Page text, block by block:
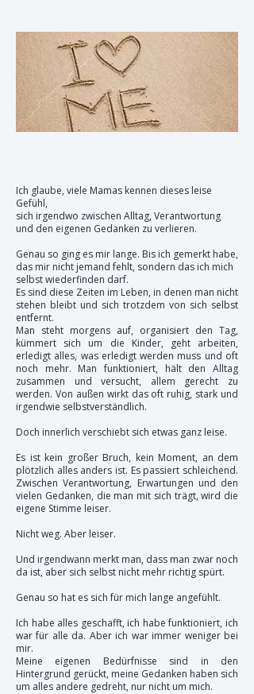
Ich glaube, viele Mamas kennen dieses leise
Gefühl,
sich irgendwo zwischen Alltag, Verantwortung
und den eigenen Gedanken zu verlieren.
Genau so ging es mir lange. Bis ich gemerkt habe,
das mir nicht jemand fehlt, sondern das ich mich
selbst wiederfinden darf.
Es sind diese Zeiten im Leben, in denen man nicht
stehen bleibt und sich trotzdem von sich selbst
entfernt.
Man steht morgens auf, organisiert den Tag,
kümmert sich um die Kinder, geht arbeiten,
erledigt alles, was erledigt werden muss und oft
noch mehr. Man funktioniert, hält den Alltag
zusammen und versucht, allem gerecht zu
werden. Von außen wirkt das oft ruhig, stark und
irgendwie selbstverständlich.
Doch innerlich verschiebt sich etwas ganz leise.
Es ist kein großer Bruch, kein Moment, an dem
plötzlich alles anders ist. Es passiert schleichend.
Zwischen Verantwortung, Erwartungen und den
vielen Gedanken, die man mit sich trägt, wird die
eigene Stimme leiser.
Nicht weg. Aber leiser.
Und irgendwann merkt man, dass man zwar noch
da ist, aber sich selbst nicht mehr richtig spürt.
Genau so hat es sich für mich lange angefühlt.
Ich habe alles geschafft, ich habe funktioniert, ich
war für alle da. Aber ich war immer weniger bei
mir.
Meine eigenen Bedürfnisse sind in den
Hintergrund gerückt, meine Gedanken haben sich
um alles andere gedreht, nur nicht um mich.